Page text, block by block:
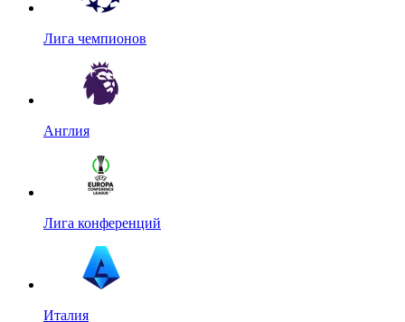
Лига чемпионов
Англия
Лига конференций
Италия